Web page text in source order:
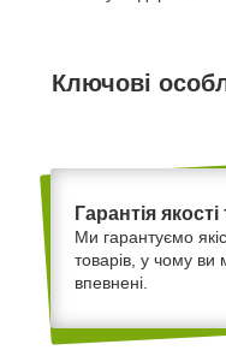
Ключові
Гарантія
Ми гарантуємо
товарів, у чому
впевнені.